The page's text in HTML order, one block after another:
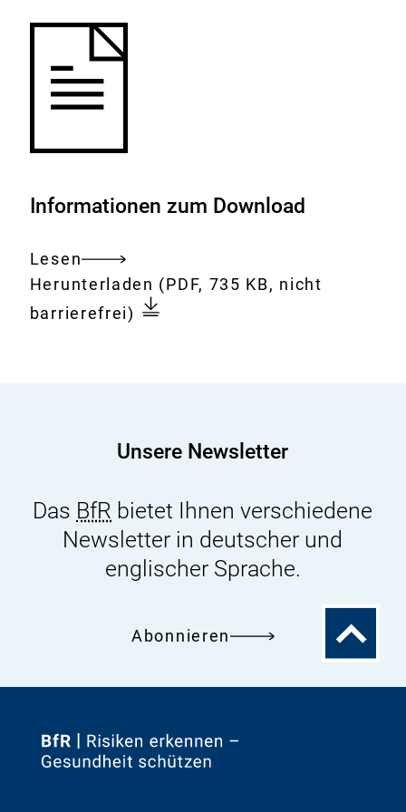
Informationen zum Download
Lesen
Gesamtes
Dokument
Download:
Herunterladen BfR-
Corona-
21.
2021
(PDF, 735 KB, nicht
barrierefrei)
Unsere Newsletter
Das BfR bietet Ihnen verschiedene
Newsletter in deutscher und
englischer Sprache.
Abonnieren
Zum
Zur